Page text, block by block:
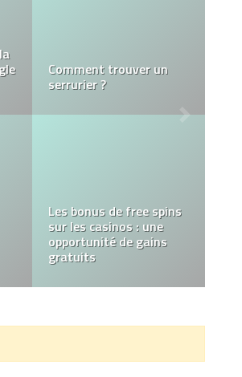
Comment trouver un
serrurier ?
Les bonus de free spins
sur les casinos : une
opportunité de gains
gratuits